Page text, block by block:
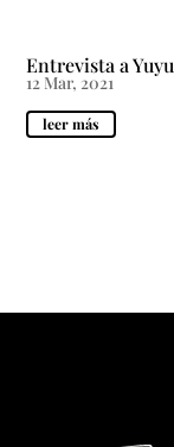
Entrevista a Yuyu
12 Mar, 2021
leer más